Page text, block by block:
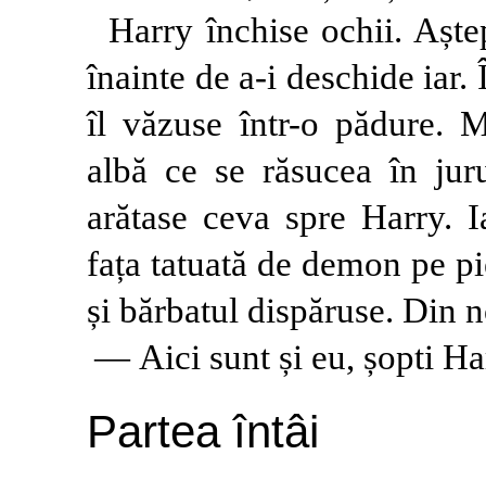
Harry închise ochii.
înainte de a-i deschide iar.
îl văzuse într-o pădure.
albă ce se răsucea în
arătase ceva spre Harry.
fața tatuată de demon pe
și bărbatul dispăruse. Din
— Aici sunt și eu, șopti
Partea întâi